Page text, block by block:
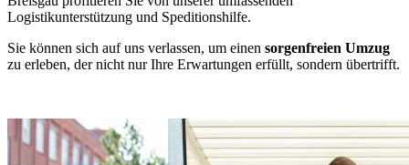
Logistikunterstützung und Speditionshilfe.
Sie können sich auf uns verlassen, um einen sorgenfreien Umzug
zu erleben, der nicht nur Ihre Erwartungen erfüllt, sondern übertrifft.